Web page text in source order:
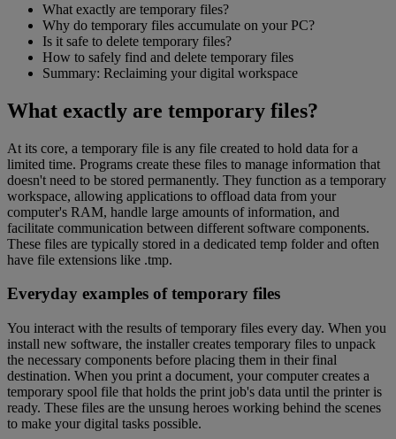
What exactly are temporary files?
Why do temporary files accumulate on your PC?
Is it safe to delete temporary files?
How to safely find and delete temporary files
Summary: Reclaiming your digital workspace
What exactly are temporary files?
At its core, a temporary file is any file created to hold data for a
limited time. Programs create these files to manage information that
doesn't need to be stored permanently. They function as a temporary
workspace, allowing applications to offload data from your
computer's RAM, handle large amounts of information, and
facilitate communication between different software components.
These files are typically stored in a dedicated temp folder and often
have file extensions like .tmp.
Everyday examples of temporary files
You interact with the results of temporary files every day. When you
install new software, the installer creates temporary files to unpack
the necessary components before placing them in their final
destination. When you print a document, your computer creates a
temporary spool file that holds the print job's data until the printer is
ready. These files are the unsung heroes working behind the scenes
to make your digital tasks possible.